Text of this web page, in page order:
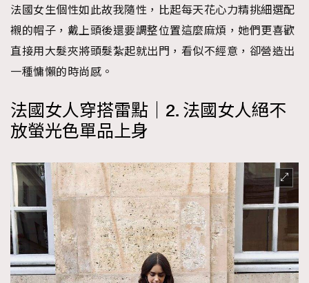
法國女生個性如此故我隨性，比起每天花心力精挑細選配
襯的帽子，戴上頭後還要調整位置這麼麻煩，她們更喜歡
直接用大髮夾將頭髮紮起就出門，看似不經意，卻營造出
一種慵懶的時尚感。
法國女人穿搭雷點｜2. 法國女人絕不
放螢光色單品上身